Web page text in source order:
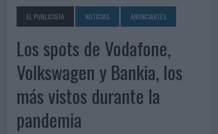
EL PUBLICISTA NOTICIAS ANUNCIANTES
Los spots de Vodafone,
Volkswagen y Bankia, los
más vistos durante la
pandemia